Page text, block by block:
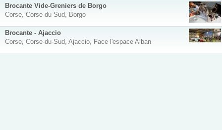
Brocante Vide-Greniers de Borgo
Corse, Corse-du-Sud, Borgo
Brocante - Ajaccio
Corse, Corse-du-Sud, Ajaccio, Face l'espace Alban